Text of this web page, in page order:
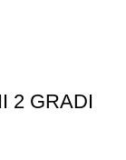
2 GRADI